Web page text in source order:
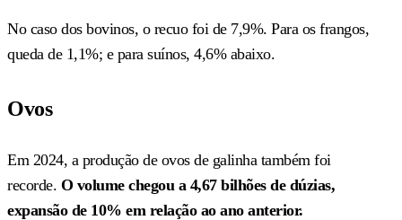
No caso dos bovinos, o recuo foi de 7,9%. Para os frangos,
queda de 1,1%; e para suínos, 4,6% abaixo.
Ovos
Em 2024, a produção de ovos de galinha também foi
recorde. O volume chegou a 4,67 bilhões de dúzias,
expansão de 10% em relação ao ano anterior.